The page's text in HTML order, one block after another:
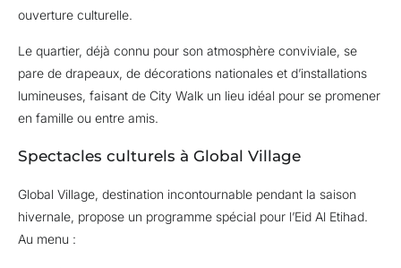
ouverture culturelle.
Le quartier, déjà connu pour son atmosphère conviviale, se
pare de drapeaux, de décorations nationales et d’installations
lumineuses, faisant de City Walk un lieu idéal pour se promener
en famille ou entre amis.
Spectacles culturels à Global Village
Global Village, destination incontournable pendant la saison
hivernale, propose un programme spécial pour l’Eid Al Etihad.
Au menu :